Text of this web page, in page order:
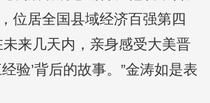
位居全国县域经济百强第四
未来几天内，亲身感受大美晋
验’背后的故事。”金涛如是表